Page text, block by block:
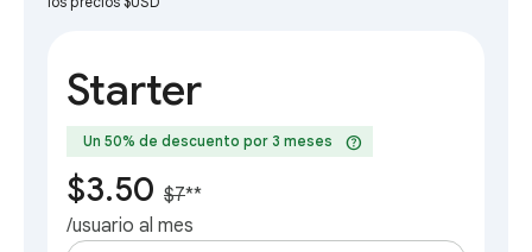
Starter
Un 50% de descuento por 3 meses help
$3.50 $7**
/usuario al mes